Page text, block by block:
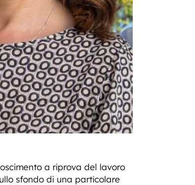
a riprova del lavoro
sfondo di una particolare